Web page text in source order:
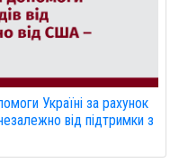
Україні за рахунок
від підтримки з